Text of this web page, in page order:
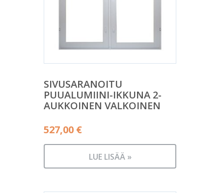
SIVUSARANOITU
PUUALUMIINI-IKKUNA 2-
AUKKOINEN VALKOINEN
527,00 €
LUE LISÄÄ »